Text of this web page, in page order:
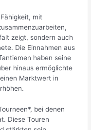
mit
zeigt, sondern auch
Die Einnahmen aus
haben seine
hinaus ermöglichte
Marktwert in
bei denen
Diese Touren